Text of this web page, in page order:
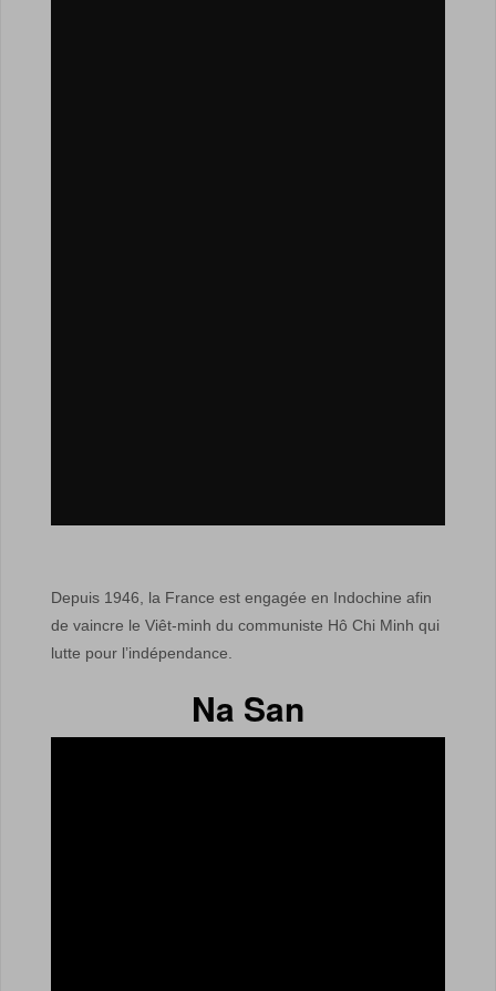
Depuis 1946, la France est engagée en Indochine afin
de vaincre le Viêt-minh du communiste Hô Chi Minh qui
lutte pour l’indépendance.
Na San